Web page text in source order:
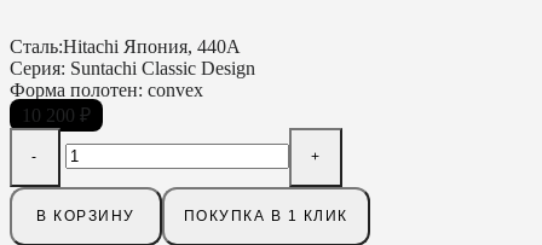
Сталь:Hitachi Япония, 440A
Серия: Suntachi Classic Design
Форма полотен: convex
10 200 ₽
В КОРЗИНУ ПОКУПКА В 1 КЛИК